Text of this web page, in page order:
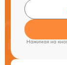
Нажимая на